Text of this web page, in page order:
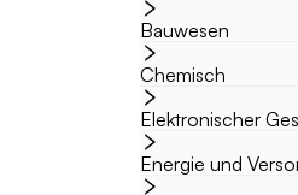
Bauwesen
Chemisch
Elektronischer
Energie und